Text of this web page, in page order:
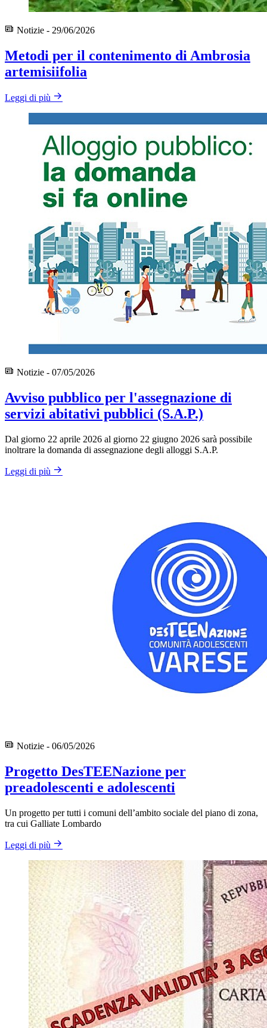
Notizie - 29/06/2026
Metodi per il contenimento di Ambrosia
artemisiifolia
Leggi di più
Notizie - 07/05/2026
Avviso pubblico per l'assegnazione di
servizi abitativi pubblici (S.A.P.)
Dal giorno 22 aprile 2026 al giorno 22 giugno 2026 sarà possibile
inoltrare la domanda di assegnazione degli alloggi S.A.P.
Leggi di più
Notizie - 06/05/2026
Progetto DesTEENazione per
preadolescenti e adolescenti
Un progetto per tutti i comuni dell’ambito sociale del piano di zona,
tra cui Galliate Lombardo
Leggi di più